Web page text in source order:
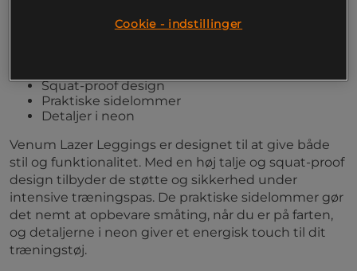
squat-proof design for at give både støtte og
Squat-proof design
Praktiske sidelommer
Detaljer i neon
Venum Lazer Leggings er designet til at give både
stil og funktionalitet. Med en høj talje og squat-proof
design tilbyder de støtte og sikkerhed under
intensive træningspas. De praktiske sidelommer gør
det nemt at opbevare småting, når du er på farten,
og detaljerne i neon giver et energisk touch til dit
træningstøj.
Cookie - indstillinger